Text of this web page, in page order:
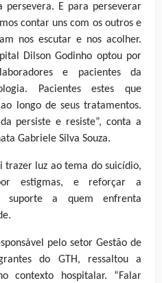
persevera. E para perseverar
contar uns com os outros e
nos escutar e nos acolher.
Dilson Godinho optou por
e pacientes da
Pacientes estes que
longo de seus tratamentos.
persiste e resiste”, conta a
Gabriele Silva Souza.
trazer luz ao tema do suicídio,
estigmas, e reforçar a
suporte a quem enfrenta
pelo setor Gestão de
do GTH, ressaltou a
contexto hospitalar. “Falar